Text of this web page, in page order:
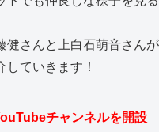
健さんと上白石萌音さんが
ていきます！
チャンネルを開設